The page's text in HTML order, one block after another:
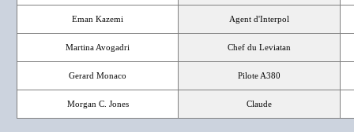
Eman Kazemi Agent d'Interpol
Martina Avogadri Chef du Leviatan
Gerard Monaco Pilote A380
Morgan C. Jones Claude